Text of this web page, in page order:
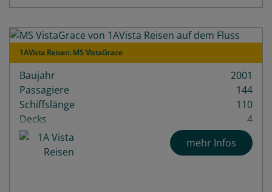
1AVista Reisen: MS VistaGrace
Baujahr
2001
Passagiere
144
Schiffslänge
110
Decks
4
mehr Infos